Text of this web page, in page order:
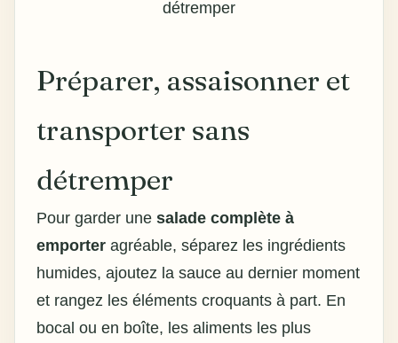
Préparer, assaisonner et
transporter sans
détremper
Pour garder une salade complète à
emporter agréable, séparez les ingrédients
humides, ajoutez la sauce au dernier moment
et rangez les éléments croquants à part. En
bocal ou en boîte, les aliments les plus